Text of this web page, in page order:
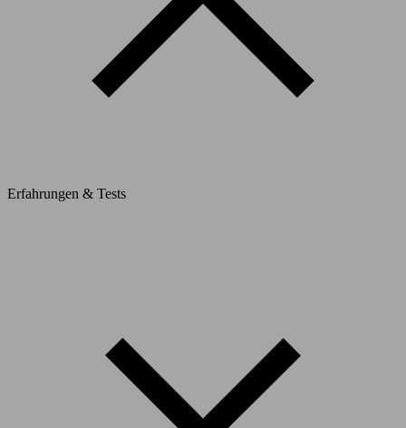
Erfahrungen & Tests